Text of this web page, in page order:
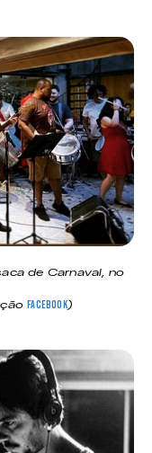
de Carnaval, no
Facebook)